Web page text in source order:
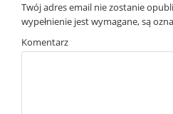
Twój adres email nie zostanie
wypełnienie jest wymagane, są
Komentarz